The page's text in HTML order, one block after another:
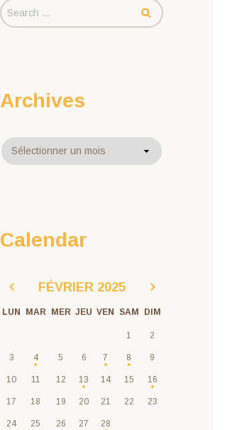
Archives
Archives
Calendar
FÉVRIER 2025
LUN MAR MER JEU VEN SAM DIM
1 2
3 4 5 6 7 8 9
10 11 12 13 14 15 16
17 18 19 20 21 22 23
24 25 26 27 28